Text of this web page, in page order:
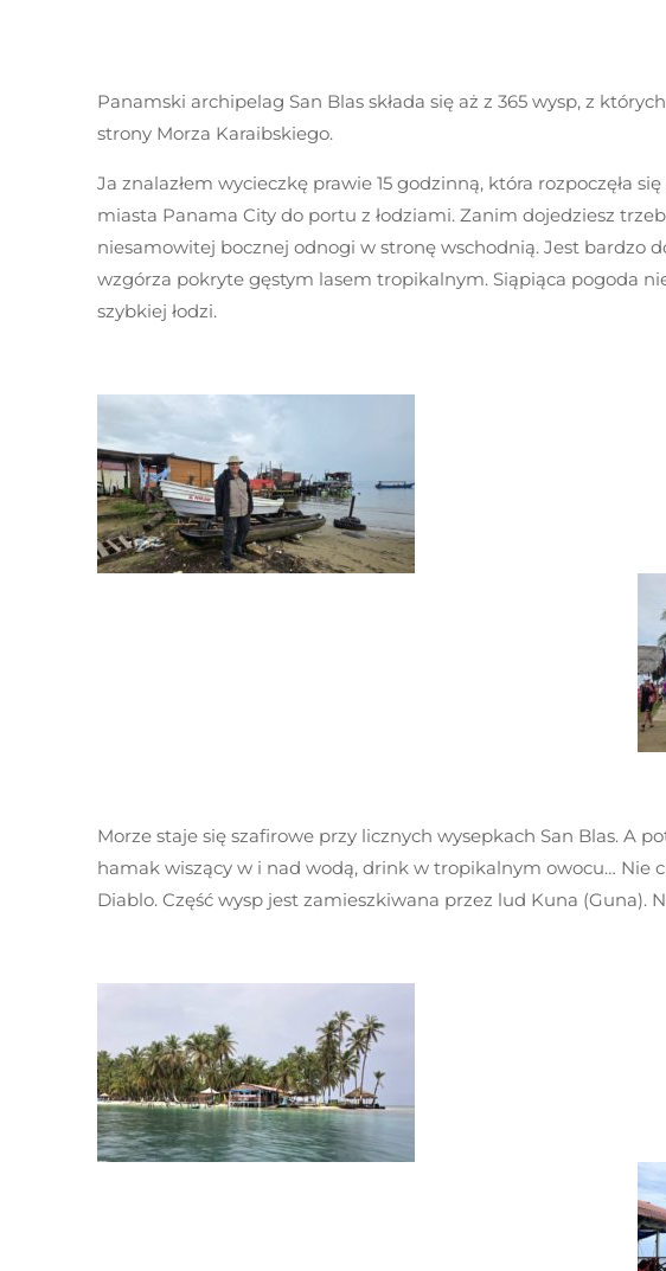
Panamski archipelag San Blas składa się aż z 365 wysp, z
strony Morza Karaibskiego.
Ja znalazłem wycieczkę prawie 15 godzinną, która rozpoczęła
miasta Panama City do portu z łodziami. Zanim dojedziesz
niesamowitej bocznej odnogi w stronę wschodnią. Jest bardzo
wzgórza pokryte gęstym lasem tropikalnym. Siąpiąca pogoda
szybkiej łodzi.
Morze staje się szafirowe przy licznych wysepkach San Blas. A
hamak wiszący w i nad wodą, drink w tropikalnym owocu… Nie
Diablo. Część wysp jest zamieszkiwana przez lud Kuna